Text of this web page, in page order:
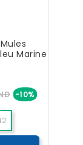
Marine
-10% Prix